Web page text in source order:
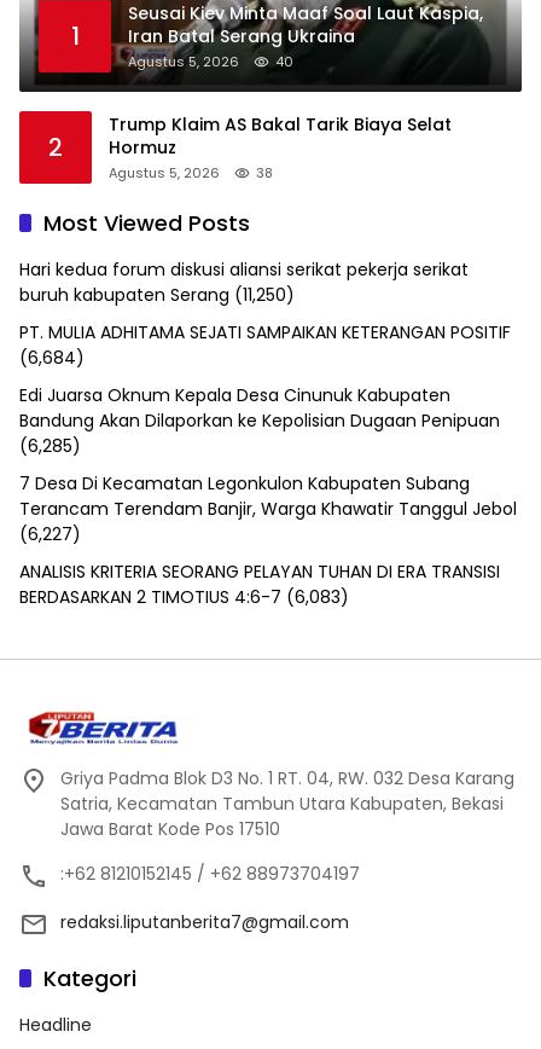
1
Seusai Kiev Minta Maaf Soal Laut Kaspia,
Iran Batal Serang Ukraina
Agustus 5, 2026 40
2
Trump Klaim AS Bakal Tarik Biaya Selat
Hormuz
Agustus 5, 2026 38
Most Viewed Posts
Hari kedua forum diskusi aliansi serikat pekerja serikat
buruh kabupaten Serang (11,250)
PT. MULIA ADHITAMA SEJATI SAMPAIKAN KETERANGAN POSITIF
(6,684)
Edi Juarsa Oknum Kepala Desa Cinunuk Kabupaten
Bandung Akan Dilaporkan ke Kepolisian Dugaan Penipuan
(6,285)
7 Desa Di Kecamatan Legonkulon Kabupaten Subang
Terancam Terendam Banjir, Warga Khawatir Tanggul Jebol
(6,227)
ANALISIS KRITERIA SEORANG PELAYAN TUHAN DI ERA TRANSISI
BERDASARKAN 2 TIMOTIUS 4:6-7 (6,083)
Griya Padma Blok D3 No. 1 RT. 04, RW. 032 Desa Karang
Satria, Kecamatan Tambun Utara Kabupaten, Bekasi
Jawa Barat Kode Pos 17510
:+62 81210152145 / +62 88973704197
redaksi.liputanberita7@gmail.com
Kategori
Headline